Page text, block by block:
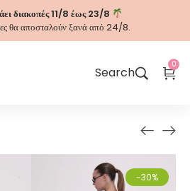
διακοπές 11/8 έως 23/8
θα αποσταλούν ξανά από 24/8.
Search
0
-30%